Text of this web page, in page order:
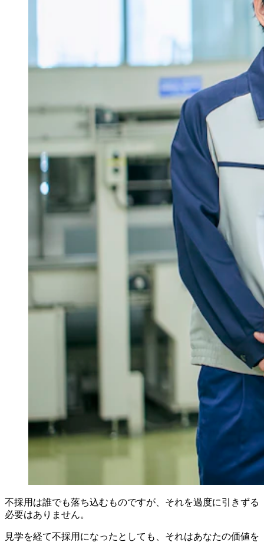
不採用は誰でも落ち込むものですが、それを過度に引きずる
必要はありません。
見学を経て不採用になったとしても、それはあなたの価値を